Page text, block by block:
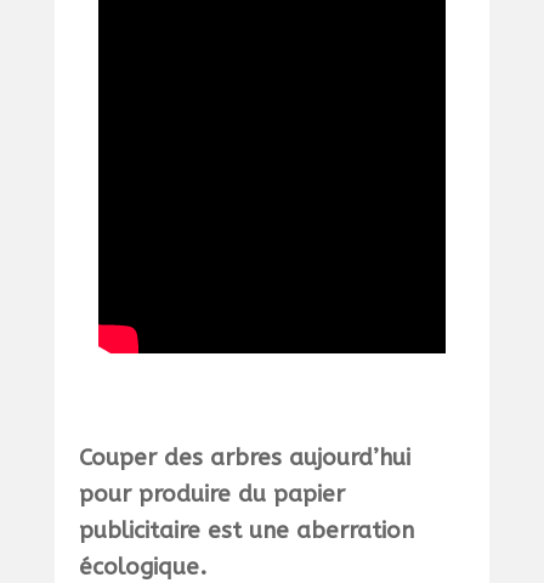
Couper des arbres aujourd’hui
pour produire du papier
publicitaire est une aberration
écologique.